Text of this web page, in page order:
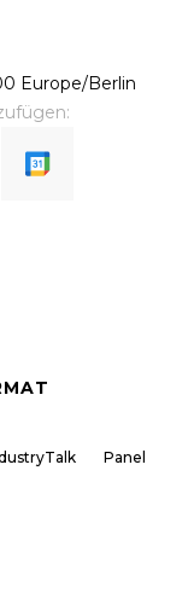
Europe/Berlin
Panel